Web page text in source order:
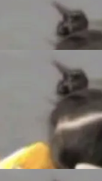
发
基百
内
站
无论
更
R
、
文
绕三
一
支